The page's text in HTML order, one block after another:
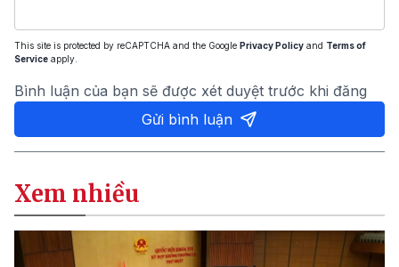
This site is protected by reCAPTCHA and the Google Privacy Policy and Terms of
Service apply.
Bình luận của bạn sẽ được xét duyệt trước khi đăng
Gửi bình luận
Xem nhiều